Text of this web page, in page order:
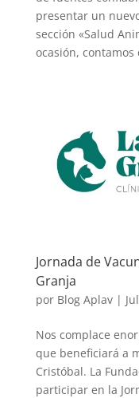
presentar un
sección «Salud
ocasión, contamos
Jornada de
Granja
por Blog Aplav|
Nos complace
que beneficiará a
Cristóbal. La
participar en la